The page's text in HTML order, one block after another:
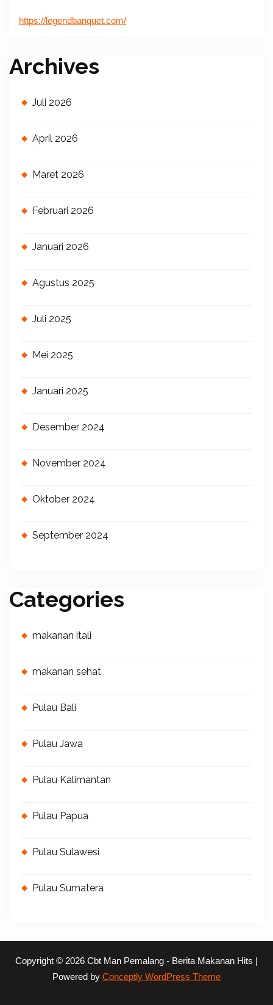
https://legendbanquet.com/
Archives
Juli 2026
April 2026
Maret 2026
Februari 2026
Januari 2026
Agustus 2025
Juli 2025
Mei 2025
Januari 2025
Desember 2024
November 2024
Oktober 2024
September 2024
Categories
makanan itali
makanan sehat
Pulau Bali
Pulau Jawa
Pulau Kalimantan
Pulau Papua
Pulau Sulawesi
Pulau Sumatera
Copyright © 2026 Cbt Man Pemalang - Berita Makanan Hits |
Powered by Conceptly WordPress Theme